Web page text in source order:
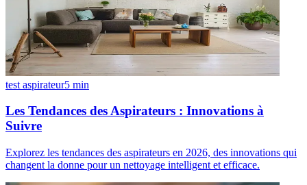
test aspirateur5 min
Les Tendances des Aspirateurs : Innovations à
Suivre
Explorez les tendances des aspirateurs en 2026, des innovations qui
changent la donne pour un nettoyage intelligent et efficace.